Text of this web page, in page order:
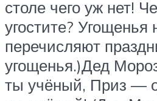
столе чего уж нет!
угостите? Угощенья
перечисляют
угощенья.)Дед
ты учёный, Приз —